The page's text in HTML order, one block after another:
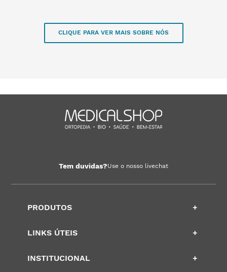
CLIQUE PARA VER MAIS SOBRE NÓS
Tem duvidas?Use o nosso livechat
PRODUTOS +
LINKS ÚTEIS +
INSTITUCIONAL +